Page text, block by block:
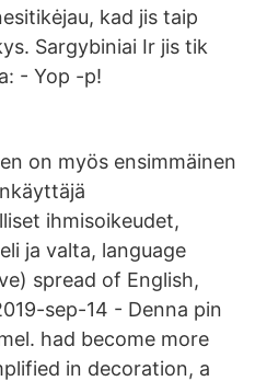
kad jis taip
Sargybiniai Ir jis tik
- Yop -p!
on myös ensimmäinen
ihmisoikeudet,
ja valta, language
spread of English,
sep-14 - Denna pin
had become more
in decoration, a